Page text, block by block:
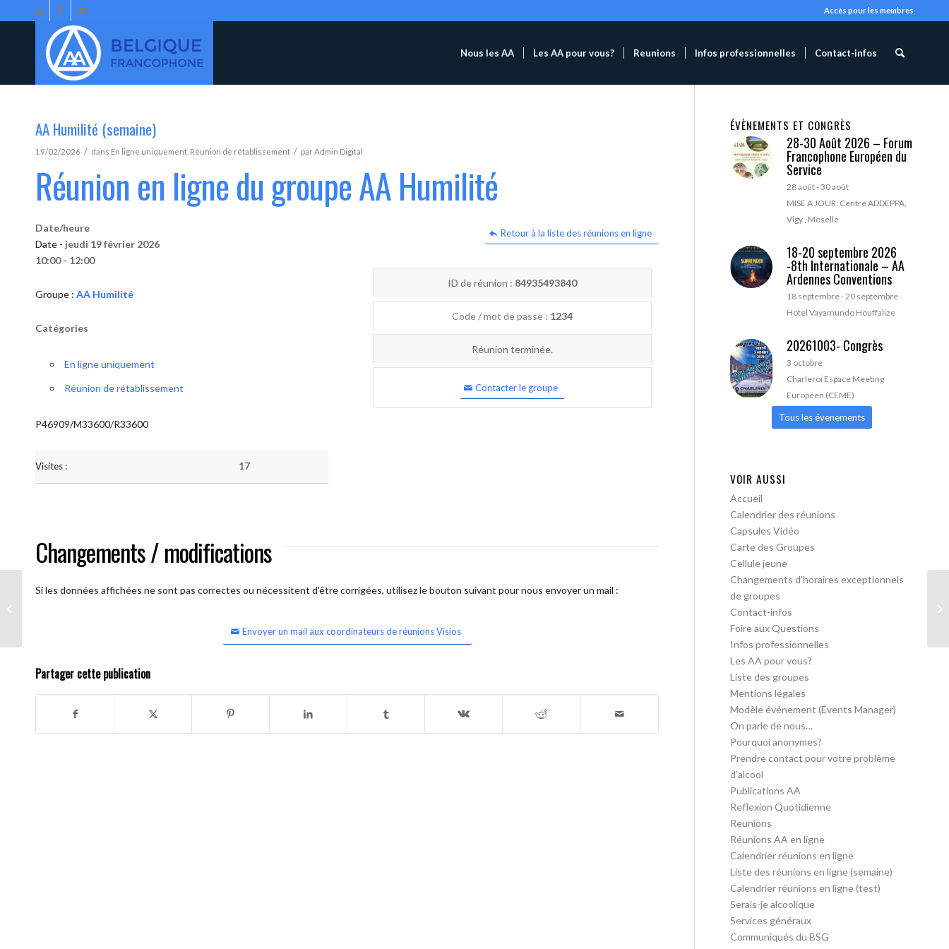
Accès pour les membres
Nous les AA Les AA pour vous? Reunions Infos professionnelles Contact-infos
AA Humilité (semaine)
19/02/2026 / dans En ligne uniquement Réunion de rétablissement / parAdmin Digital
Réunion en ligne du groupe AA Humilité
Retour à la liste des réunions en ligne
Date/heure
Date - jeudi 19 février 2026
10:00 - 12:00
Groupe : AA Humilité
Catégories
En ligne uniquement
Réunion de rétablissement
P46909/M33600/R33600
Visites : 17
ID de réunion : 84935493840
Code / mot de passe : 1234
Réunion terminée.
Contacter le groupe
Changements / modifications
Si les données affichées ne sont pas correctes ou nécessitent d'être corrigées, utilisez le bouton suivant pour nous envoyer un mail :
Envoyer un mail aux coordinateurs de réunions Visios
Partager cette publication
ÉVÈNEMENTS ET CONGRÈS
28-30 Août 2026 – Forum
Francophone Européen du
Service
28 août-30 août
MISE A JOUR: Centre ADDEPPA,
Vigy , Moselle
18-20 septembre 2026
-8th Internationale – AA
Ardennes Conventions
18 septembre-20 septembre
Hotel Vayamundo Houffalize
20261003- Congrès
3 octobre
Charleroi Espace Meeting
Européen (CEME)
Tous les évenements
VOIR AUSSI
Accueil
Calendrier des réunions
Capsules Vidéo
Carte des Groupes
Cellule jeune
Changements d’horaires exceptionnels
de groupes
Contact-infos
Foire aux Questions
Infos professionnelles
Les AA pour vous?
Liste des groupes
Mentions légales
Modèle événement (Events Manager)
On parle de nous…
Pourquoi anonymes?
Prendre contact pour votre problème
d’alcool
Publications AA
Reflexion Quotidienne
Reunions
Réunions AA en ligne
Calendrier réunions en ligne
Liste des réunions en ligne (semaine)
Calendrier réunions en ligne (test)
Serais-je alcoolique
Services généraux
Communiqués du BSG